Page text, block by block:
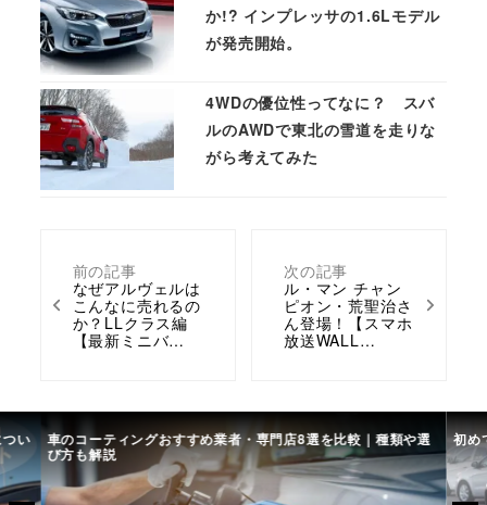
前の記事
なぜアルヴェルは
こんなに売れるの
か？LLクラス編
【最新ミニバ…
次の記事
ル・マン チャン
ピオン・荒聖治さ
ん登場！【スマホ
放送WALL…
か!? インプレッサの1.6Lモデル
が発売開始。
4WDの優位性ってなに？ スバ
ルのAWDで東北の雪道を走りな
がら考えてみた
い 車のコーティングおすすめ業者・専門店8選を比較｜種類や選
び方も解説
初め